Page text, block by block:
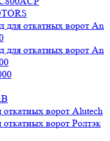
для откатных ворот An
для откатных ворот An
ворот Alutech
ворот Ролтэк